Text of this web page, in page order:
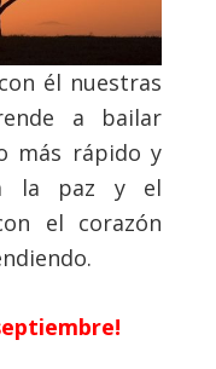
él nuestras
a bailar
más rápido y
la paz y el
el corazón